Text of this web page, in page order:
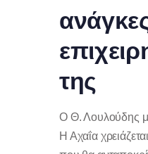
της
Ο Θ. Λουλούδης
Η Αχαΐα